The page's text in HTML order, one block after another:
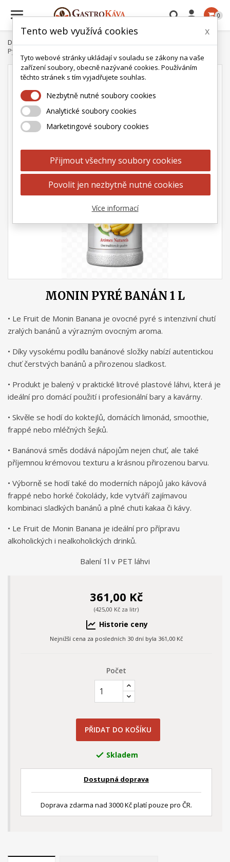
 0
Domů
Pyré banán 1 l
MONIN PYRÉ BANÁN 1 L
• Le Fruit de Monin Banana je ovocné pyré s intenzivní chutí
zralých banánů a výrazným ovocným aroma.
• Díky vysokému podílu banánové složky nabízí autentickou
chuť čerstvých banánů a přirozenou sladkost.
• Produkt je balený v praktické litrové plastové láhvi, která je
ideální pro domácí použití i profesionální bary a kavárny.
• Skvěle se hodí do koktejlů, domácích limonád, smoothie,
frappé nebo mléčných šejků.
• Banánová směs dodává nápojům nejen chuť, ale také
příjemnou krémovou texturu a krásnou přirozenou barvu.
• Výborně se hodí také do moderních nápojů jako kávová
frappé nebo horké čokolády, kde vytváří zajímavou
kombinaci sladkých banánů a plné chuti kakaa či kávy.
• Le Fruit de Monin Banana je ideální pro přípravu
alkoholických i nealkoholických drinků.
Balení 1l v PET láhvi
361,00 Kč
(425,00 Kč za litr)
Historie ceny
Nejnižší cena za posledních 30 dní byla 361,00 Kč
Počet
PŘIDAT DO KOŠÍKU
 Skladem
Dostupná doprava
Doprava zdarma nad 3000 Kč platí pouze pro ČR.
Tento web využívá cookies x
Tyto webové stránky ukládají v souladu se zákony na vaše
zařízení soubory, obecně nazývané cookies. Používáním
těchto stránek s tím vyjadřujete souhlas.
Nezbytně nutné soubory cookies
Analytické soubory cookies
Marketingové soubory cookies
Přijmout všechny soubory cookies
Povolit jen nezbytně nutné cookies
Více informací